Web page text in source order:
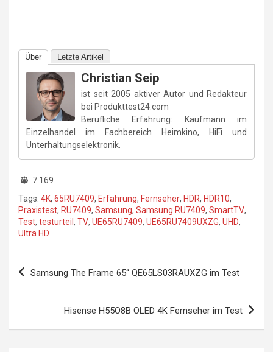
Über Letzte Artikel
Christian Seip
ist seit 2005 aktiver Autor und Redakteur
bei Produkttest24.com
Berufliche Erfahrung: Kaufmann im
Einzelhandel im Fachbereich Heimkino, HiFi und
Unterhaltungselektronik.
7.169
Tags: 4K, 65RU7409, Erfahrung, Fernseher, HDR, HDR10,
Praxistest, RU7409, Samsung, Samsung RU7409, SmartTV,
Test, testurteil , TV, UE65RU7409, UE65RU7409UXZG, UHD,
Ultra HD
Beitragsnavigation
Samsung The Frame 65“ QE65LS03RAUXZG im Test
Hisense H55O8B OLED 4K Fernseher im Test